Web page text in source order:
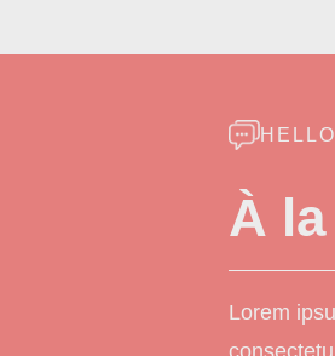
À la
Lorem